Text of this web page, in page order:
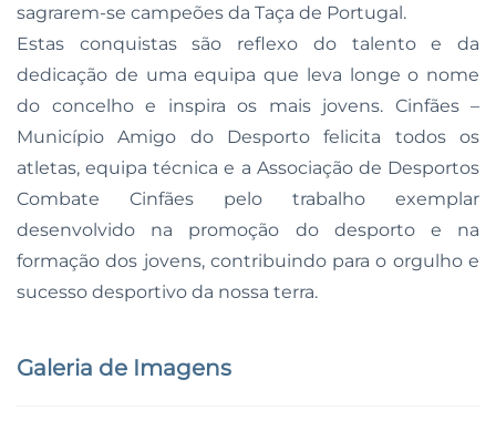
sagrarem-se campeões da Taça de Portugal.
Estas conquistas são reflexo do talento e da
dedicação de uma equipa que leva longe o nome
do concelho e inspira os mais jovens. Cinfães –
Município Amigo do Desporto felicita todos os
atletas, equipa técnica e a Associação de Desportos
Combate Cinfães pelo trabalho exemplar
desenvolvido na promoção do desporto e na
formação dos jovens, contribuindo para o orgulho e
sucesso desportivo da nossa terra.
Galeria de Imagens